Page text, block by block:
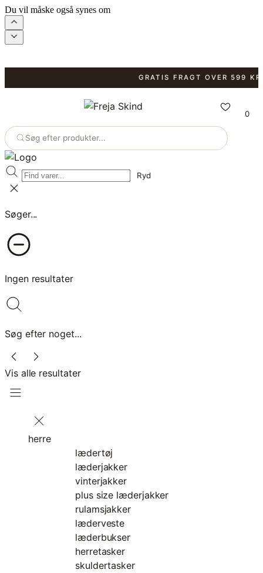
Du vil måske også synes om
GRATIS FRAGT OVER 599 KR.
Søg efter produkter...
Ryd
Søger...
Ingen resultater
Søg efter noget...
Vis alle resultater
0
herre
lædertøj
læderjakker
vinterjakker
plus size læderjakker
rulamsjakker
læderveste
læderbukser
herretasker
skuldertasker